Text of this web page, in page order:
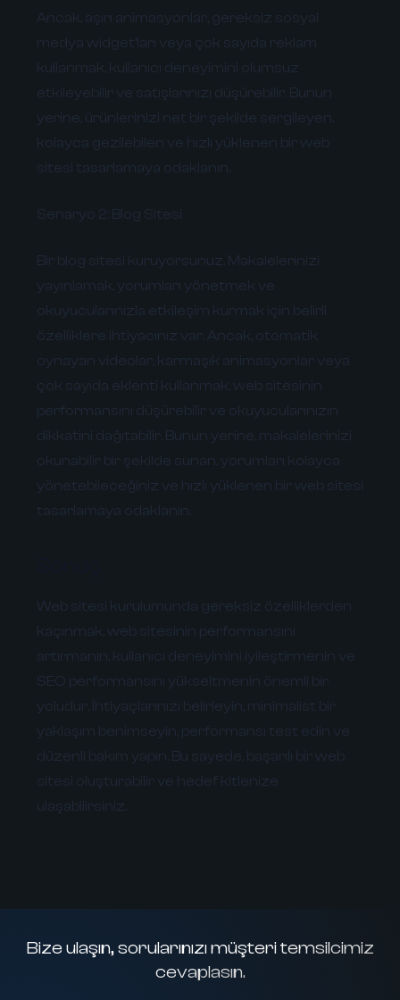
Ancak, aşırı animasyonlar, gereksiz sosyal
medya widget'ları veya çok sayıda reklam
kullanmak, kullanıcı deneyimini olumsuz
etkileyebilir ve satışlarınızı düşürebilir. Bunun
yerine, ürünlerinizi net bir şekilde sergileyen,
kolayca gezilebilen ve hızlı yüklenen bir web
sitesi tasarlamaya odaklanın.
Senaryo 2: Blog Sitesi
Bir blog sitesi kuruyorsunuz. Makalelerinizi
yayınlamak, yorumları yönetmek ve
okuyucularınızla etkileşim kurmak için belirli
özelliklere ihtiyacınız var. Ancak, otomatik
oynayan videolar, karmaşık animasyonlar veya
çok sayıda eklenti kullanmak, web sitesinin
performansını düşürebilir ve okuyucularınızın
dikkatini dağıtabilir. Bunun yerine, makalelerinizi
okunabilir bir şekilde sunan, yorumları kolayca
yönetebileceğiniz ve hızlı yüklenen bir web sitesi
tasarlamaya odaklanın.
Web sitesi kurulumunda gereksiz özelliklerden
kaçınmak, web sitesinin performansını
artırmanın, kullanıcı deneyimini iyileştirmenin ve
SEO performansını yükseltmenin önemli bir
yoludur. İhtiyaçlarınızı belirleyin, minimalist bir
yaklaşım benimseyin, performansı test edin ve
düzenli bakım yapın. Bu sayede, başarılı bir web
sitesi oluşturabilir ve hedef kitlenize
ulaşabilirsiniz.
Bize ulaşın, sorularınızı müşteri temsilcimiz
cevaplasın.